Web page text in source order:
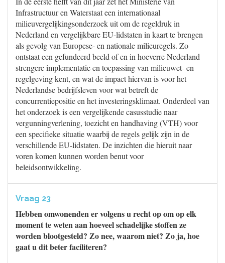
Infrastructuur en Waterstaat een internationaal
milieuvergelijkingsonderzoek uit om de regeldruk in
Nederland en vergelijkbare EU-lidstaten in kaart te brengen
als gevolg van Europese- en nationale milieuregels. Zo
ontstaat een gefundeerd beeld of en in hoeverre Nederland
strengere implementatie en toepassing van milieuwet- en
regelgeving kent, en wat de impact hiervan is voor het
Nederlandse bedrijfsleven voor wat betreft de
concurrentiepositie en het investeringsklimaat. Onderdeel van
het onderzoek is een vergelijkende casusstudie naar
vergunningverlening, toezicht en handhaving (VTH) voor
een specifieke situatie waarbij de regels gelijk zijn in de
verschillende EU-lidstaten. De inzichten die hieruit naar
voren komen kunnen worden benut voor
beleidsontwikkeling.
Vraag 23
Hebben omwonenden er volgens u recht op om op elk
moment te weten aan hoeveel schadelijke stoffen ze
worden blootgesteld? Zo nee, waarom niet? Zo ja, hoe
gaat u dit beter faciliteren?